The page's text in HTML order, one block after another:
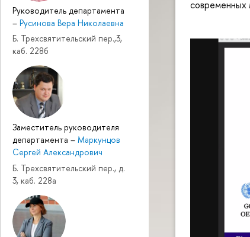
Руководитель департамента
– Русинова Вера Николаевна
Б. Трехсвятительский пер.,3,
каб. 228б
Заместитель руководителя
департамента – Маркунцов
Сергей Александрович
Б. Трехсвятительский пер., д.
3, каб. 228а